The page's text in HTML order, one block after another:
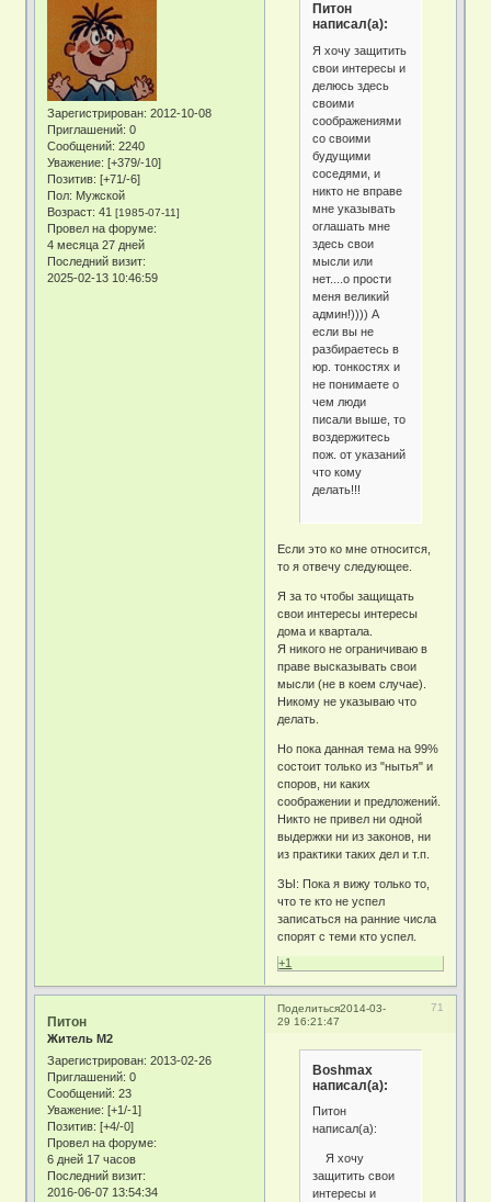
Зарегистрирован: 2012-10-08
Приглашений: 0
Сообщений: 2240
Уважение: [+379/-10]
Позитив: [+71/-6]
Пол: Мужской
Возраст: 41[1985-07-11]
Провел на форуме:
4 месяца 27 дней
Последний визит:
2025-02-13 10:46:59
Питон
написал(а):
Я хочу защитить
свои интересы и
делюсь здесь
своими
соображениями
со своими
будущими
соседями, и
никто не вправе
мне указывать
оглашать мне
здесь свои
мысли или
нет....о прости
меня великий
админ!)))) А
если вы не
разбираетесь в
юр. тонкостях и
не понимаете о
чем люди
писали выше, то
воздержитесь
пож. от указаний
что кому
делать!!!
Если это ко мне относится,
то я отвечу следующее.
Я за то чтобы защищать
свои интересы интересы
дома и квартала.
Я никого не ограничиваю в
праве высказывать свои
мысли (не в коем случае).
Никому не указываю что
делать.
Но пока данная тема на 99%
состоит только из "нытья" и
споров, ни каких
соображении и предложений.
Никто не привел ни одной
выдержки ни из законов, ни
из практики таких дел и т.п.
ЗЫ: Пока я вижу только то,
что те кто не успел
записаться на ранние числа
спорят с теми кто успел.
+1
Поделиться 71
2014-03-
29 16:21:47
Питон
Житель М2
Зарегистрирован: 2013-02-26
Приглашений: 0
Сообщений: 23
Уважение: [+1/-1]
Позитив: [+4/-0]
Провел на форуме:
6 дней 17 часов
Последний визит:
2016-06-07 13:54:34
Boshmax
написал(а):
Питон
написал(а):
Я хочу
защитить свои
интересы и